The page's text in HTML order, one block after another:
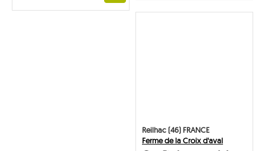
Reilhac (46) FRANCE
Ferme de la Croix d'aval